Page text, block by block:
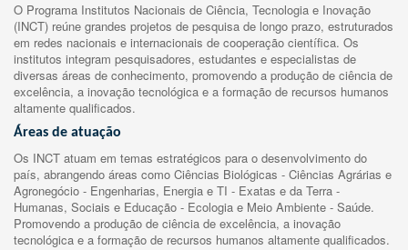
O Programa Institutos Nacionais de Ciência, Tecnologia e Inovação
(INCT) reúne grandes projetos de pesquisa de longo prazo, estruturados
em redes nacionais e internacionais de cooperação científica. Os
institutos integram pesquisadores, estudantes e especialistas de
diversas áreas de conhecimento, promovendo a produção de ciência de
excelência, a inovação tecnológica e a formação de recursos humanos
altamente qualificados.
Áreas de atuação
Os INCT atuam em temas estratégicos para o desenvolvimento do
país, abrangendo áreas como Ciências Biológicas - Ciências Agrárias e
Agronegócio - Engenharias, Energia e TI - Exatas e da Terra -
Humanas, Sociais e Educação - Ecologia e Meio Ambiente - Saúde.
Promovendo a produção de ciência de excelência, a inovação
tecnológica e a formação de recursos humanos altamente qualificados.